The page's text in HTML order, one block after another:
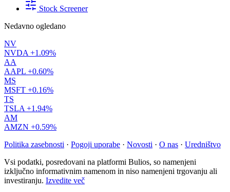
Stock Screener
Nedavno ogledano
NV
NVDA +1.09%
AA
AAPL +0.60%
MS
MSFT +0.16%
TS
TSLA +1.94%
AM
AMZN +0.59%
Politika zasebnosti · Pogoji uporabe · Novosti · O nas · Uredništvo
Vsi podatki, posredovani na platformi Bulios, so namenjeni
izključno informativnim namenom in niso namenjeni trgovanju ali
investiranju. Izvedite več